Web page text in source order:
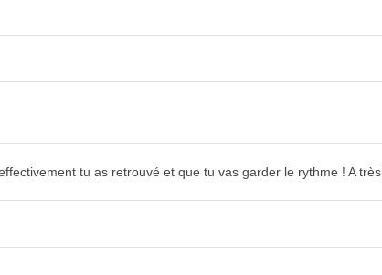
tu as retrouvé et que tu vas garder le rythme ! A